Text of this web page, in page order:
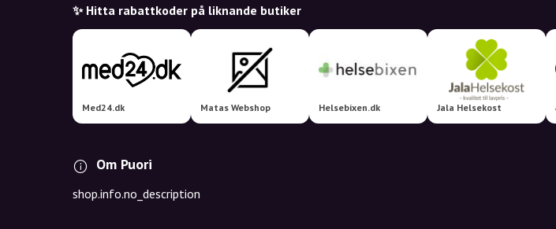
✨ Hitta rabattkoder på liknande butiker
Med24.dk Matas Webshop Helsebixen.dk Jala Helsekost
Om Puori
shop.info.no_description